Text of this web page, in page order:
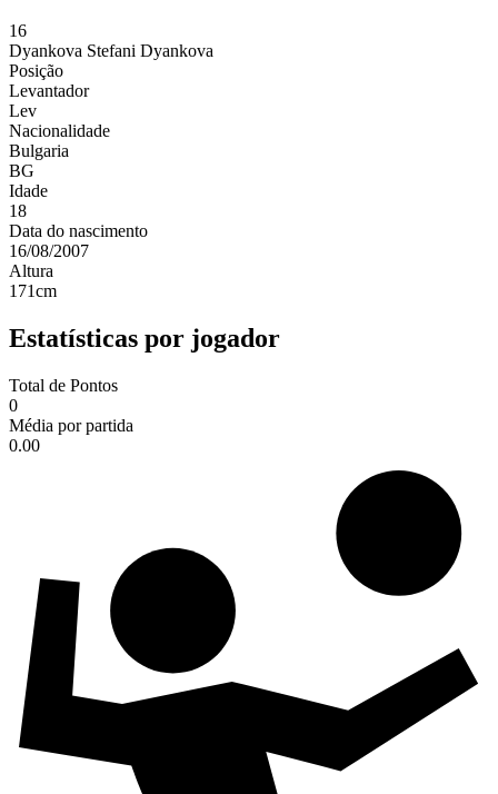
16
Dyankova Stefani Dyankova
Posição
Levantador
Lev
Nacionalidade
Bulgaria
BG
Idade
18
Data do nascimento
16/08/2007
Altura
171cm
Estatísticas por jogador
Total de Pontos
0
Média por partida
0.00